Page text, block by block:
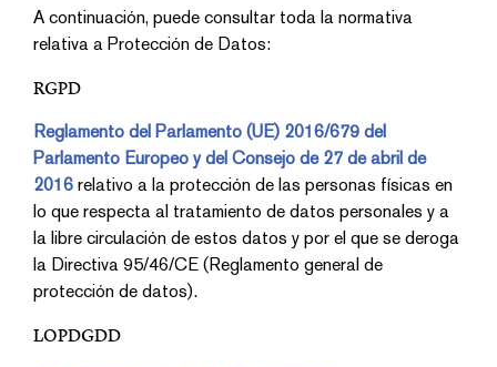
Normativa
A continuación, puede consultar toda la normativa
relativa a Protección de Datos:
RGPD
Reglamento del Parlamento (UE) 2016/679 del
Parlamento Europeo y del Consejo de 27 de abril de
2016 relativo a la protección de las personas físicas en
lo que respecta al tratamiento de datos personales y a
la libre circulación de estos datos y por el que se deroga
la Directiva 95/46/CE (Reglamento general de
protección de datos).
LOPDGDD